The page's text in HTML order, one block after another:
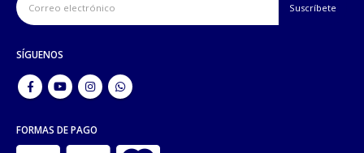
SÍGUENOS
FORMAS DE PAGO